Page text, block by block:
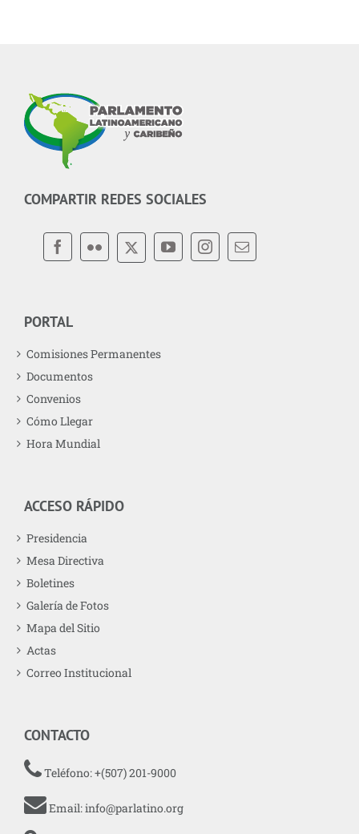
COMPARTIR REDES SOCIALES
PORTAL
Comisiones Permanentes
Documentos
Convenios
Cómo Llegar
Hora Mundial
ACCESO RÁPIDO
Presidencia
Mesa Directiva
Boletines
Galería de Fotos
Mapa del Sitio
Actas
Correo Institucional
CONTACTO
Teléfono: +(507) 201-9000
Email:info@parlatino.org